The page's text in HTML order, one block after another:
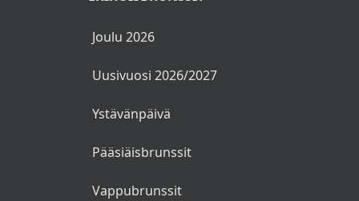
Joulu 2026
Uusivuosi 2026/2027
Ystävänpäivä
Pääsiäisbrunssit
Vappubrunssit